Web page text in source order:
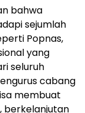
bahwa
sejumlah
Popnas,
yang
seluruh
cabang
membuat
berkelanjutan